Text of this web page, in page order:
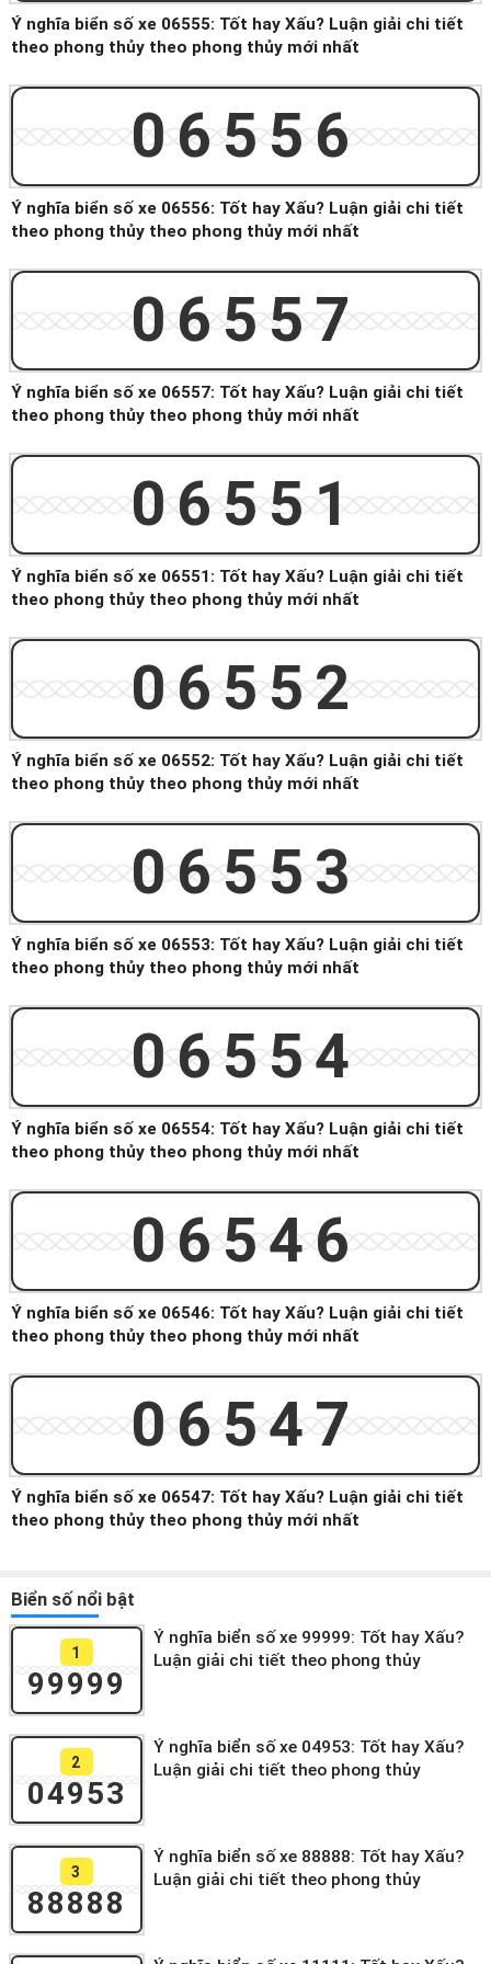
Ý nghĩa biển số xe 06555: Tốt hay Xấu? Luận giải chi tiết
theo phong thủy theo phong thủy mới nhất
06556
Ý nghĩa biển số xe 06556: Tốt hay Xấu? Luận giải chi tiết
theo phong thủy theo phong thủy mới nhất
06557
Ý nghĩa biển số xe 06557: Tốt hay Xấu? Luận giải chi tiết
theo phong thủy theo phong thủy mới nhất
06551
Ý nghĩa biển số xe 06551: Tốt hay Xấu? Luận giải chi tiết
theo phong thủy theo phong thủy mới nhất
06552
Ý nghĩa biển số xe 06552: Tốt hay Xấu? Luận giải chi tiết
theo phong thủy theo phong thủy mới nhất
06553
Ý nghĩa biển số xe 06553: Tốt hay Xấu? Luận giải chi tiết
theo phong thủy theo phong thủy mới nhất
06554
Ý nghĩa biển số xe 06554: Tốt hay Xấu? Luận giải chi tiết
theo phong thủy theo phong thủy mới nhất
06546
Ý nghĩa biển số xe 06546: Tốt hay Xấu? Luận giải chi tiết
theo phong thủy theo phong thủy mới nhất
06547
Ý nghĩa biển số xe 06547: Tốt hay Xấu? Luận giải chi tiết
theo phong thủy theo phong thủy mới nhất
Biển số nổi bật
1
99999
Ý nghĩa biển số xe 99999: Tốt hay Xấu?
Luận giải chi tiết theo phong thủy
2
04953
Ý nghĩa biển số xe 04953: Tốt hay Xấu?
Luận giải chi tiết theo phong thủy
3
88888
Ý nghĩa biển số xe 88888: Tốt hay Xấu?
Luận giải chi tiết theo phong thủy